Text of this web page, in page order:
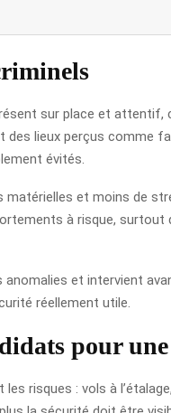
sur place et
lieux perçus comme
évités.
et moins de
à risque, surtout
et intervient
réellement utile.
pour
risques : vols à